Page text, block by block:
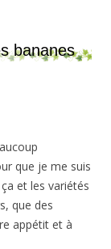
bananes
que je me suis
et les variétés
que des
appétit et à